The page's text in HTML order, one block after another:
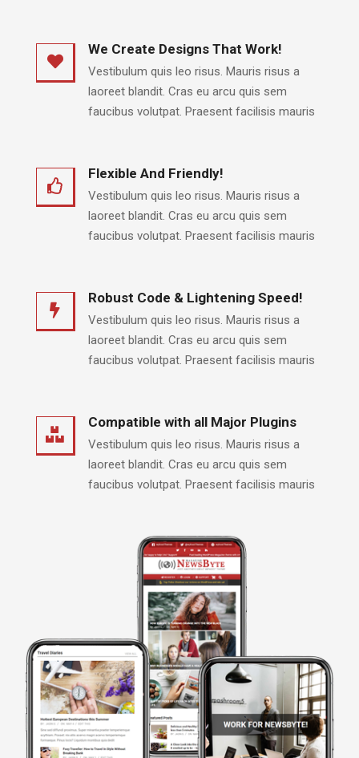
We Create Designs That Work!
Vestibulum quis leo risus. Mauris risus a
laoreet blandit. Cras eu arcu quis sem
faucibus volutpat. Praesent facilisis mauris
Flexible And Friendly!
Vestibulum quis leo risus. Mauris risus a
laoreet blandit. Cras eu arcu quis sem
faucibus volutpat. Praesent facilisis mauris
Robust Code & Lightening Speed!
Vestibulum quis leo risus. Mauris risus a
laoreet blandit. Cras eu arcu quis sem
faucibus volutpat. Praesent facilisis mauris
Compatible with all Major Plugins
Vestibulum quis leo risus. Mauris risus a
laoreet blandit. Cras eu arcu quis sem
faucibus volutpat. Praesent facilisis mauris